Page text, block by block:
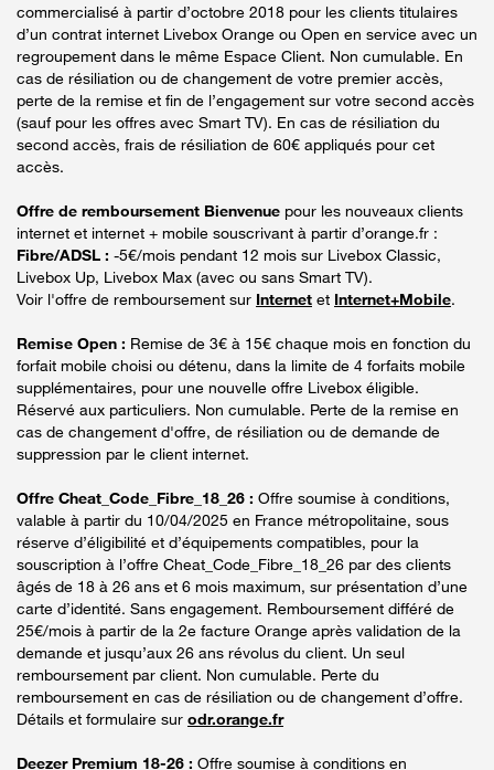
commercialisé à partir d’octobre 2018 pour les clients titulaires
d’un contrat internet Livebox Orange ou Open en service avec un
regroupement dans le même Espace Client. Non cumulable. En
cas de résiliation ou de changement de votre premier accès,
perte de la remise et fin de l’engagement sur votre second accès
(sauf pour les offres avec Smart TV). En cas de résiliation du
second accès, frais de résiliation de 60€ appliqués pour cet
accès.
Offre de remboursement Bienvenue pour les nouveaux clients
internet et internet + mobile souscrivant à partir d’orange.fr :
Fibre/ADSL : -5€/mois pendant 12 mois sur Livebox Classic,
Livebox Up, Livebox Max (avec ou sans Smart TV).
Voir l'offre de remboursement sur Internet et Internet+Mobile.
Remise Open : Remise de 3€ à 15€ chaque mois en fonction du
forfait mobile choisi ou détenu, dans la limite de 4 forfaits mobile
supplémentaires, pour une nouvelle offre Livebox éligible.
Réservé aux particuliers. Non cumulable. Perte de la remise en
cas de changement d'offre, de résiliation ou de demande de
suppression par le client internet.
Offre Cheat_Code_Fibre_18_26 : Offre soumise à conditions,
valable à partir du 10/04/2025 en France métropolitaine, sous
réserve d’éligibilité et d’équipements compatibles, pour la
souscription à l’offre Cheat_Code_Fibre_18_26 par des clients
âgés de 18 à 26 ans et 6 mois maximum, sur présentation d’une
carte d’identité. Sans engagement. Remboursement différé de
25€/mois à partir de la 2e facture Orange après validation de la
demande et jusqu’aux 26 ans révolus du client. Un seul
remboursement par client. Non cumulable. Perte du
remboursement en cas de résiliation ou de changement d’offre.
Détails et formulaire sur odr.orange.fr
Deezer Premium 18-26 : Offre soumise à conditions en